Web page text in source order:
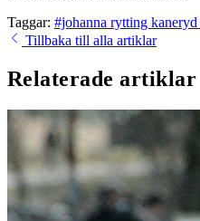
Taggar: #johanna rytting kaneryd
Tillbaka till alla artiklar
Relaterade artiklar